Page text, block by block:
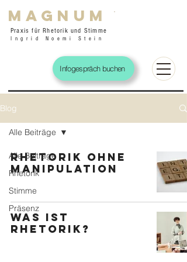
magnum
Praxis für Rhetorik und Stimme
Ingrid Noemi Stein
Infogespräch buchen
Blog
Alle Beiträge
Rhetorik
Stimme
Präsenz
Alle Beiträge
rhetorik ohne
Manipulation
was ist
Rhetorik?